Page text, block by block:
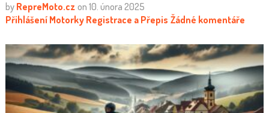
by RepreMoto.cz on 10. února 2025
Přihlášení Motorky Registrace a Přepis Žádné komentáře